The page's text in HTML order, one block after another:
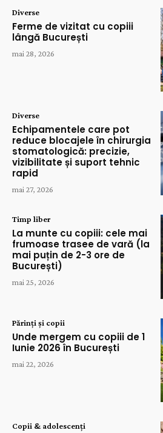
Diverse
Ferme de vizitat cu copiii
lângă București
mai 28, 2026
Diverse
Echipamentele care pot
reduce blocajele în chirurgia
stomatologică: precizie,
vizibilitate și suport tehnic
rapid
mai 27, 2026
Timp liber
La munte cu copiii: cele mai
frumoase trasee de vară (la
mai puțin de 2-3 ore de
București)
mai 25, 2026
Părinți și copii
Unde mergem cu copiii de 1
Iunie 2026 în București
mai 22, 2026
Copii & adolescenți